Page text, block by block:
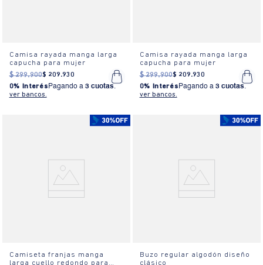
Camisa rayada manga larga
capucha para mujer
$ 299.900$ 209.930
0% Interés Pagando a 3 cuotas.
ver bancos.
Camisa rayada manga larga
capucha para mujer
$ 299.900$ 209.930
0% Interés Pagando a 3 cuotas.
ver bancos.
Camiseta franjas manga
larga cuello redondo para
Buzo regular algodón diseño
clásico